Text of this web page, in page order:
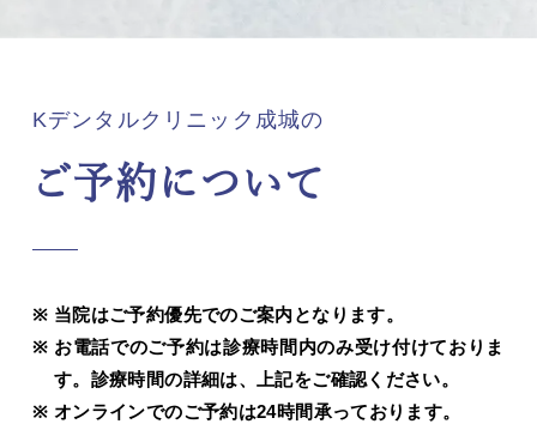
Kデンタルクリニック成城の
ご予約について
当院はご予約優先でのご案内となります。
お電話でのご予約は診療時間内のみ受け付けておりま
す。診療時間の詳細は、上記をご確認ください。
オンラインでのご予約は24時間承っております。